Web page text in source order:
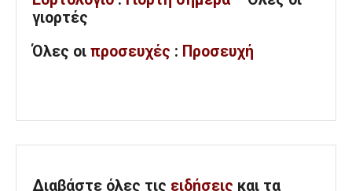
γιορτές
Όλες οι προσευχές : Προσευχή
Διαβάστε όλες τις ειδήσεις και τα